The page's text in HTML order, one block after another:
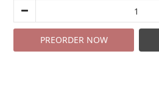
PREORDER NOW